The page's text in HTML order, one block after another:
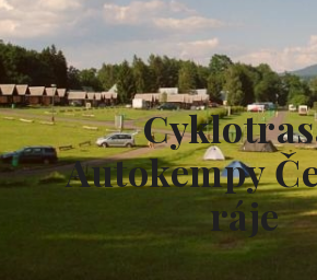
Autokempy
ráje